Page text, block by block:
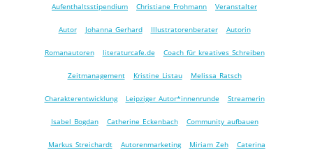
Aufenthaltsstipendium Christiane Frohmann Veranstalter
Autor Johanna Gerhard Illustratorenberater Autorin
Romanautoren literaturcafe.de Coach für kreatives Schreiben
Zeitmanagement Kristine Listau Melissa Ratsch
Charakterentwicklung Leipziger Autor*innen­runde Streamerin
Isabel Bogdan Catherine Eckenbach Community aufbauen
Markus Streichardt Autorenmarketing Miriam Zeh Caterina